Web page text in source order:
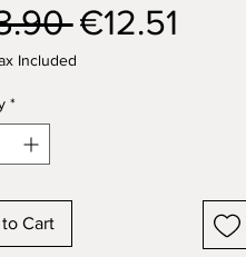
Regular
Price
€12.51
Included
*
Cart